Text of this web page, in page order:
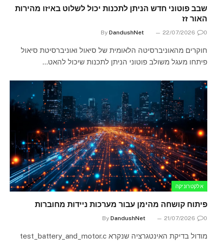
שבב פוטוני חדש הניתן לתכנות יכול לשלוט באיזו מהירות
האור זז
By DandushNet 22/07/2026 0
חוקרים מהאוניברסיטה הלאומית של סיאול ואוניברסיטת סיאול
פיתחו מעגל משולב פוטוני הניתן לתכנות שיכול להאט…
אלקטרוניקה
פיתוח קושחה מהימן עבור מערכות ניידות מחוברות
By DandushNet 21/07/2026 0
מודול בדיקת האינטגרציה שנקרא test_battery_and_motor.c